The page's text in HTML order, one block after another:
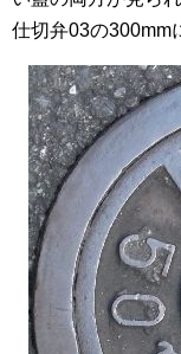
仕切弁03の300mm